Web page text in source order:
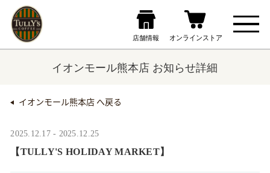
イオンモール熊本店 お知らせ詳細
イオンモール熊本店 へ戻る
2025.12.17 - 2025.12.25
【TULLY'S HOLIDAY MARKET】